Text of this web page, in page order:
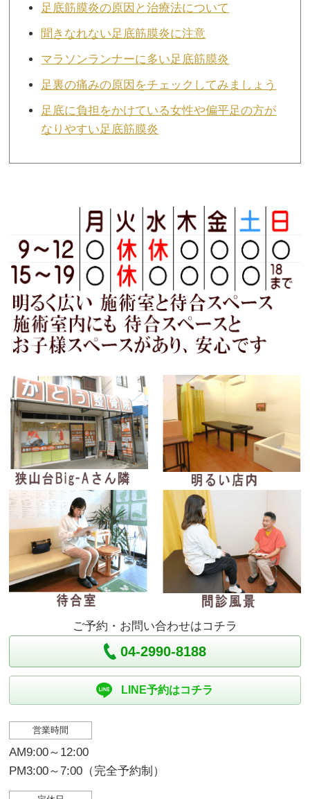
足底筋膜炎の原因と治療法について
聞きなれない足底筋膜炎に注意
マラソンランナーに多い足底筋膜炎
足裏の痛みの原因をチェックしてみましょう
足底に負担をかけている女性や偏平足の方が
なりやすい足底筋膜炎
ご予約・お問い合わせはコチラ
04-2990-8188
LINE予約はコチラ
営業時間
AM9:00～12:00
PM3:00～7:00（完全予約制）